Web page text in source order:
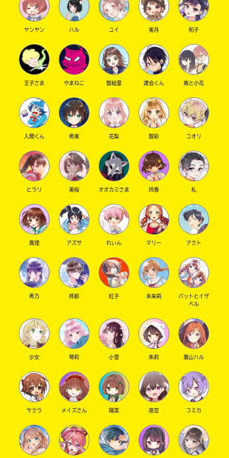
キーワードから探す
SNSでシェアする
ヤンヤン ハル ユイ 実月 和子
王子さま やまねこ 智絵里 渡会くん 南と小花
入間くん 希実 花梨 智彩 コオリ
ヒラリ 美桜 オオカミさま 玲香 礼
真理 アズサ れいん マリー アクト
希乃 柊都 紅子 未来莉
パットとイザ
ベル
少女 琴莉 小雪 朱莉 葉山ハル
サクラ メイズさん 陽菜 夜空 フミカ